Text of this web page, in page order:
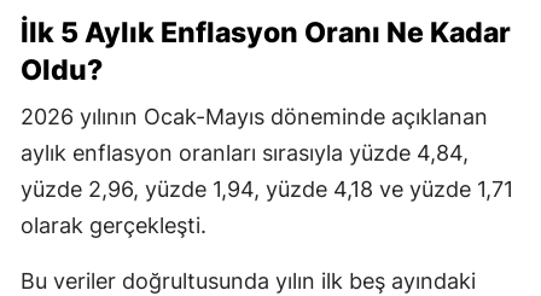
İlk 5 Aylık Enflasyon Oranı Ne Kadar
Oldu?
2026 yılının Ocak-Mayıs döneminde açıklanan
aylık enflasyon oranları sırasıyla yüzde 4,84,
yüzde 2,96, yüzde 1,94, yüzde 4,18 ve yüzde 1,71
olarak gerçekleşti.
Bu veriler doğrultusunda yılın ilk beş ayındaki